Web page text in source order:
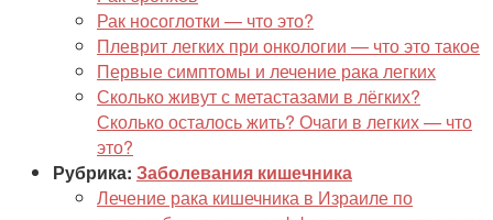
Рак носоглотки — что это?
Плеврит легких при онкологии — что это такое
Первые симптомы и лечение рака легких
Сколько живут с метастазами в лёгких?
Сколько осталось жить? Очаги в легких — что
это?
Рубрика: Заболевания кишечника
Лечение рака кишечника в Израиле по